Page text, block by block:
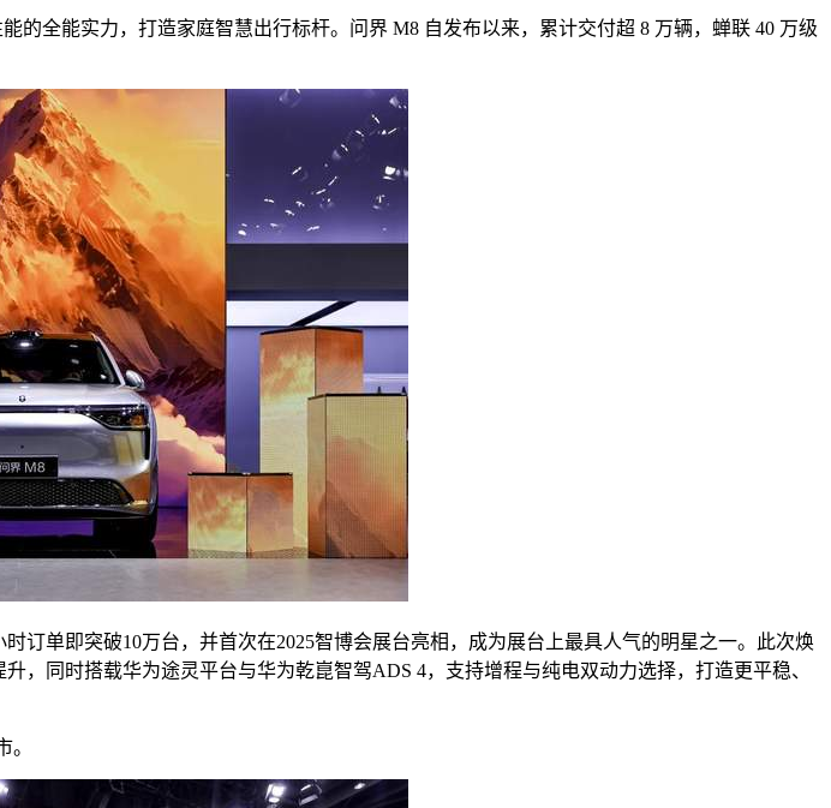
全能实力，打造家庭智慧出行标杆。问界 M8 自发布以来，累计交付超 8 万辆，蝉联 40 万级
订单即突破10万台，并首次在2025智博会展台亮相，成为展台上最具人气的明星之一。此次焕
，同时搭载华为途灵平台与华为乾崑智驾ADS 4，支持增程与纯电双动力选择，打造更平稳、
。